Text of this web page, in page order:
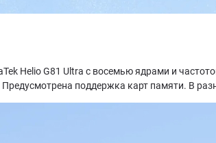
Helio G81 Ultra с восемью ядрами и
поддержка карт памяти. В